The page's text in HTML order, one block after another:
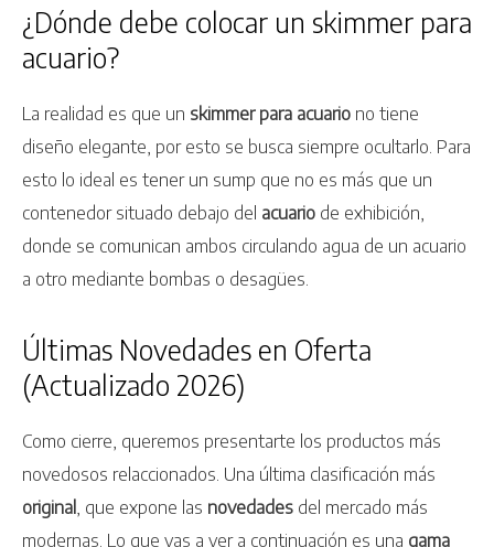
¿Dónde debe colocar un skimmer para
acuario?
La realidad es que un skimmer para acuario no tiene
diseño elegante, por esto se busca siempre ocultarlo. Para
esto lo ideal es tener un sump que no es más que un
contenedor situado debajo del acuario de exhibición,
donde se comunican ambos circulando agua de un acuario
a otro mediante bombas o desagües.
Últimas Novedades en Oferta
(Actualizado 2026)
Como cierre, queremos presentarte los productos más
novedosos relaccionados. Una última clasificación más
original , que expone las novedades del mercado más
modernas. Lo que vas a ver a continuación es una gama